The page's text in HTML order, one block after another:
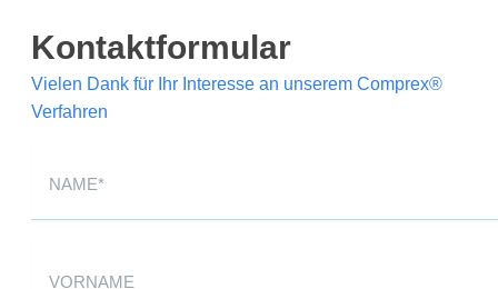
Kontaktformular
Vielen Dank für Ihr Interesse an unserem Comprex®
Verfahren